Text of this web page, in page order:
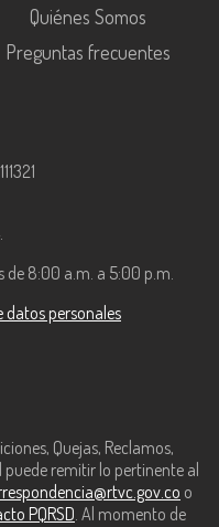
Quiénes Somos
Preguntas frecuentes
de 8:00 a.m. a 5:00 p.m.
personales
Quejas, Reclamos,
puede remitir lo pertinente al
o
PQRSD . Al momento de